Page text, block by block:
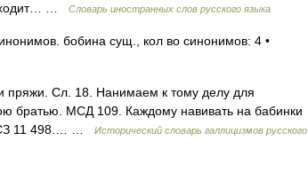
…
Словарь иностранных слов русского языка
бобина сущ., кол во синонимов: 4 •
пряжи. Сл. 18. Нанимаем к тому делу для
братью. МСД 109. Каждому навивать на бабинки
11 498.… …
Исторический словарь галлицизмов русского